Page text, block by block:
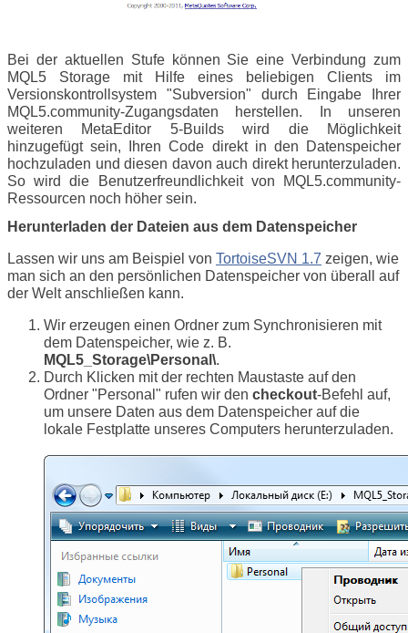
Bei der aktuellen Stufe können Sie eine Verbindung zum
MQL5 Storage mit Hilfe eines beliebigen Clients im
Versionskontrollsystem "Subversion" durch Eingabe Ihrer
MQL5.community-Zugangsdaten herstellen. In unseren
weiteren MetaEditor 5-Builds wird die Möglichkeit
hinzugefügt sein, Ihren Code direkt in den Datenspeicher
hochzuladen und diesen davon auch direkt herunterzuladen.
So wird die Benutzerfreundlichkeit von MQL5.community-
Ressourcen noch höher sein.
Herunterladen der Dateien aus dem Datenspeicher
Lassen wir uns am Beispiel von TortoiseSVN 1.7 zeigen, wie
man sich an den persönlichen Datenspeicher von überall auf
der Welt anschließen kann.
Wir erzeugen einen Ordner zum Synchronisieren mit
dem Datenspeicher, wie z. B.
MQL5_Storage\Personal\.
Durch Klicken mit der rechten Maustaste auf den
Ordner "Personal" rufen wir den checkout-Befehl auf,
um unsere Daten aus dem Datenspeicher auf die
lokale Festplatte unseres Computers herunterzuladen.